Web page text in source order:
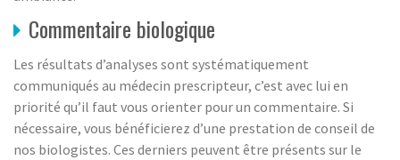
Commentaire biologique
Les résultats d’analyses sont systématiquement
communiqués au médecin prescripteur, c’est avec lui en
priorité qu’il faut vous orienter pour un commentaire. Si
nécessaire, vous bénéficierez d’une prestation de conseil de
nos biologistes. Ces derniers peuvent être présents sur le